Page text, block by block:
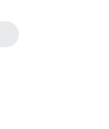
ご負担とさせていただ
商品を再注文してくだ
ージ内 購入履歴画面に